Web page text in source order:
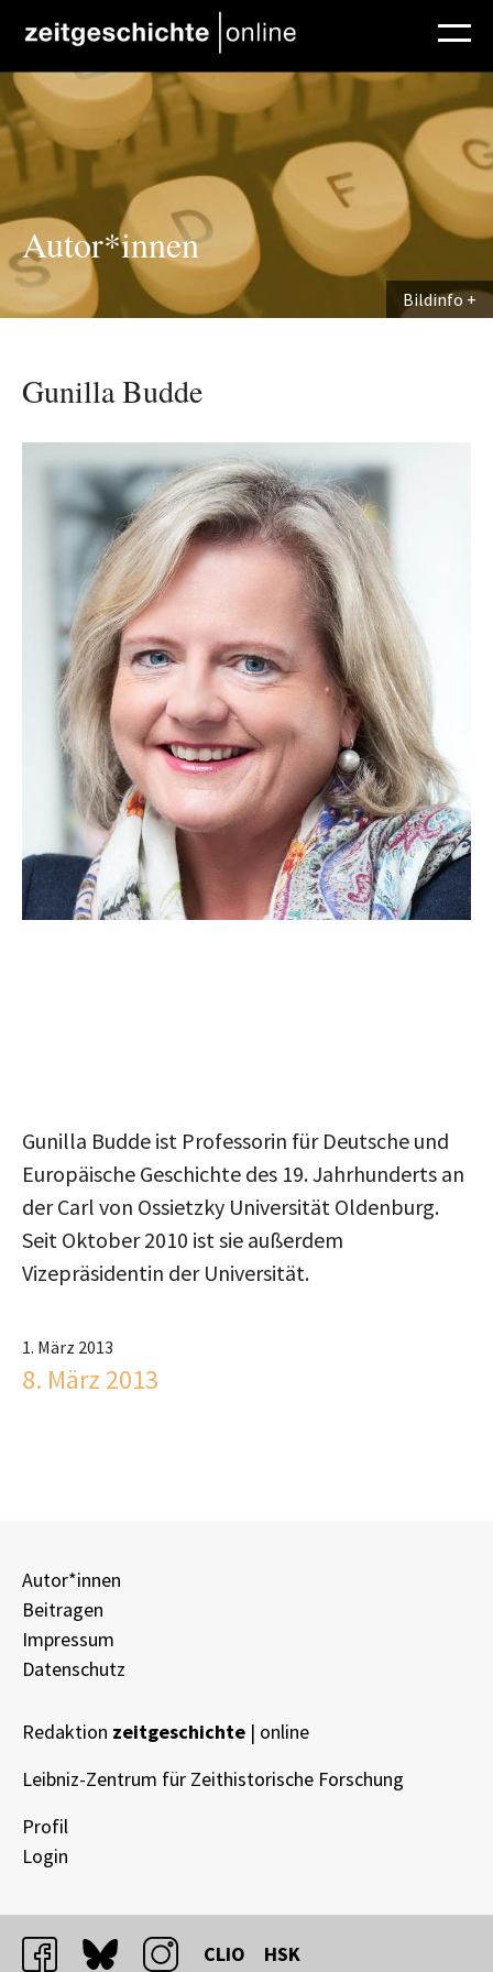
Direkt zum Inhalt
Autor*innen
Bildinfo
Gunilla Budde
Gunilla Budde ist Professorin für Deutsche und
Europäische Geschichte des 19. Jahrhunderts an
der Carl von Ossietzky Universität Oldenburg.
Seit Oktober 2010 ist sie außerdem
Vizepräsidentin der Universität.
1. März 2013
8. März 2013
Autor*innen
Beitragen
Impressum
Datenschutz
Redaktion zeitgeschichte | online
Leibniz-Zentrum für Zeithistorische Forschung
Profil
Login
facebookbluesky instagram
CLIO HSK